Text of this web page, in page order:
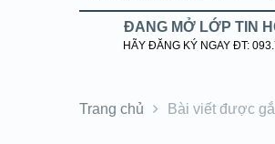
ĐANG MỞ LỚP TIN
HÃY ĐĂNG KÝ NGAY ĐT:
Trang chủ Bài viết được